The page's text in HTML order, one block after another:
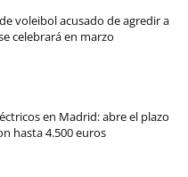
voleibol acusado de agredir a
celebrará en marzo
en Madrid: abre el plazo
hasta 4.500 euros